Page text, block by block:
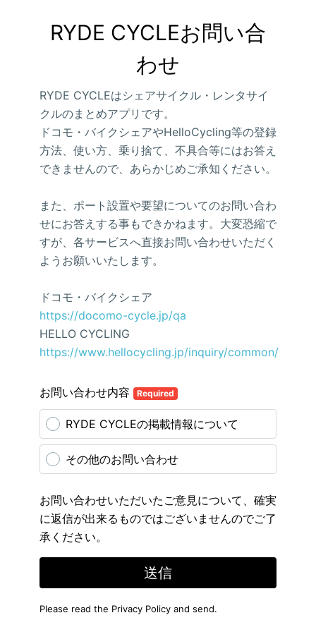
RYDE CYCLEお問い合
わせ
RYDE CYCLEはシェアサイクル・レンタサイ
クルのまとめアプリです。
ドコモ・バイクシェアやHelloCycling等の登録
方法、使い方、乗り捨て、不具合等にはお答え
できませんので、あらかじめご承知ください。
また、ポート設置や要望についてのお問い合わ
せにお答えする事もできかねます。大変恐縮で
すが、各サービスへ直接お問い合わせいただく
ようお願いいたします。
ドコモ・バイクシェア
https://docomo-cycle.jp/qa
HELLO CYCLING
https://www.hellocycling.jp/inquiry/common/
お問い合わせ内容 Required
RYDE CYCLEの掲載情報について
その他のお問い合わせ
お問い合わせいただいたご意見について、確実
に返信が出来るものではございませんのでご了
承ください。
送信
Please read the Privacy Policy and send.